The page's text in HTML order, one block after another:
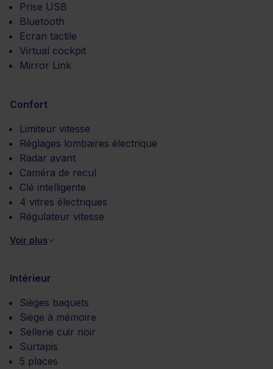
Prise USB
Bluetooth
Ecran tactile
Virtual cockpit
Mirror Link
Confort
Limiteur vitesse
Réglages lombaires électrique
Radar avant
Caméra de recul
Clé intelligente
4 vitres électriques
Régulateur vitesse
Voir plus
Intérieur
Sièges baquets
Siège à mémoire
Sellerie cuir noir
Surtapis
5 places